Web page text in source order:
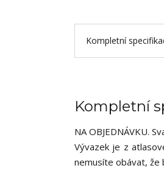
Kompletní
Kompletní
NA OBJEDNÁVKU.
Vývazek je z
nemusíte obávat, že